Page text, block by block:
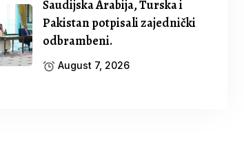
Saudijska Arabija, Turska i
Pakistan potpisali zajednički
odbrambeni.
August 7, 2026